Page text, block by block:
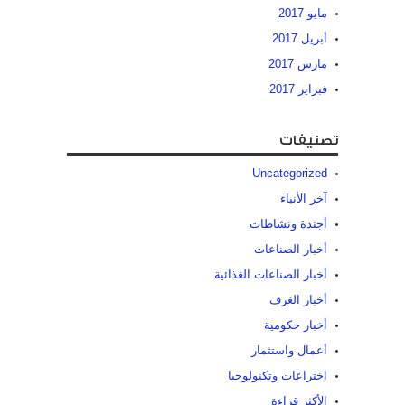
مايو 2017
أبريل 2017
مارس 2017
فبراير 2017
تصنيفات
Uncategorized
آخر الأنباء
أجندة ونشاطات
أخبار الصناعات
أخبار الصناعات الغذائية
أخبار الغرف
أخبار حكومية
أعمال واستثمار
اختراعات وتكنولوجيا
الأكثر قراءة